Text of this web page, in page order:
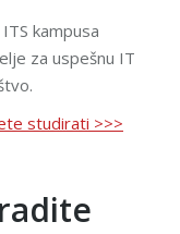
kampusa
za uspešnu IT
studirati >>>